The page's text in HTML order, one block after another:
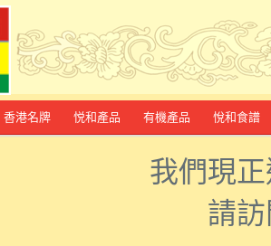
香港名牌 悦和產品 有機產品 悅和食譜
我們現
請